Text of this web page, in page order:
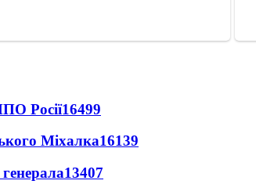
Росії16499
Міхалка16139
13407